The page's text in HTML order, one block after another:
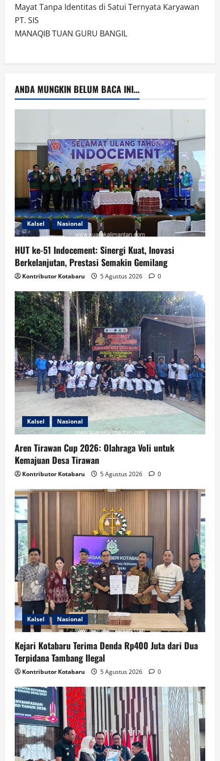
Mayat Tanpa Identitas di Satui Ternyata Karyawan
PT. SIS
MANAQIB TUAN GURU BANGIL
ANDA MUNGKIN BELUM BACA INI...
Kalsel Nasional
HUT ke-51 Indocement: Sinergi Kuat, Inovasi
Berkelanjutan, Prestasi Semakin Gemilang
Kontributor Kotabaru 5 Agustus 2026 0
Kalsel Nasional
Aren Tirawan Cup 2026: Olahraga Voli untuk
Kemajuan Desa Tirawan
Kontributor Kotabaru 5 Agustus 2026 0
Kalsel Nasional
Kejari Kotabaru Terima Denda Rp400 Juta dari Dua
Terpidana Tambang Ilegal
Kontributor Kotabaru 5 Agustus 2026 0